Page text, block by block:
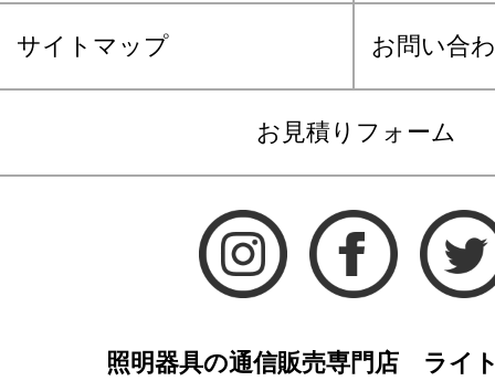
サイトマップ お問い合
お見積りフォーム
照明器具の通信販売専門店 ライ